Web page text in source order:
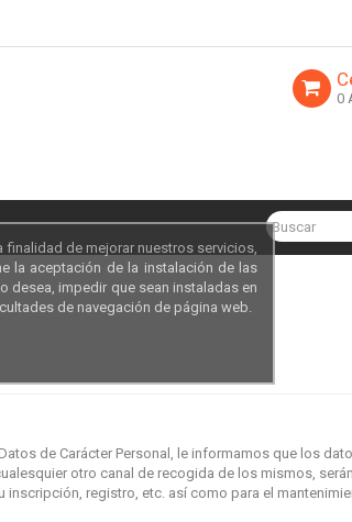
de mejorar nuestros servicios,
la aceptación de la instalación de las
desea, impedir que sean instaladas en
de navegación de página web.
0
de Carácter Personal, le informamos que los
otro canal de recogida de los mismos,
registro, etc. así como para el